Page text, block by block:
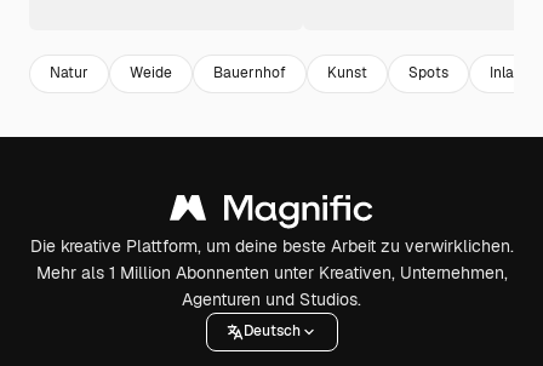
Natur Weide Bauernhof Kunst Spots Inland
Die kreative Plattform, um deine beste Arbeit zu verwirklichen.
Mehr als 1 Million Abonnenten unter Kreativen, Unternehmen,
Agenturen und Studios.
Deutsch